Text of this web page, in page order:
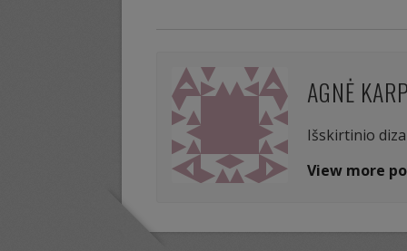
AGNĖ
Išskirtinio
View more